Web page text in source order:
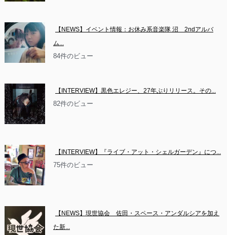
【NEWS】イベント情報：お休み系音楽隊 沼　2ndアルバ
ム...
84件のビュー
【INTERVIEW】黒色エレジー、27年ぶりリリース。その...
82件のビュー
【INTERVIEW】『ライブ・アット・シェルガーデン』につ...
75件のビュー
【NEWS】現世協会　佐田・スペース・アンダルシアを加え
た新...